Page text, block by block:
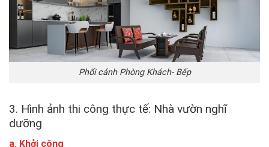
Phối cảnh Phòng Khách- Bếp
3. Hình ảnh thi công thực tế: Nhà vườn nghĩ
dưỡng
a. Khởi công